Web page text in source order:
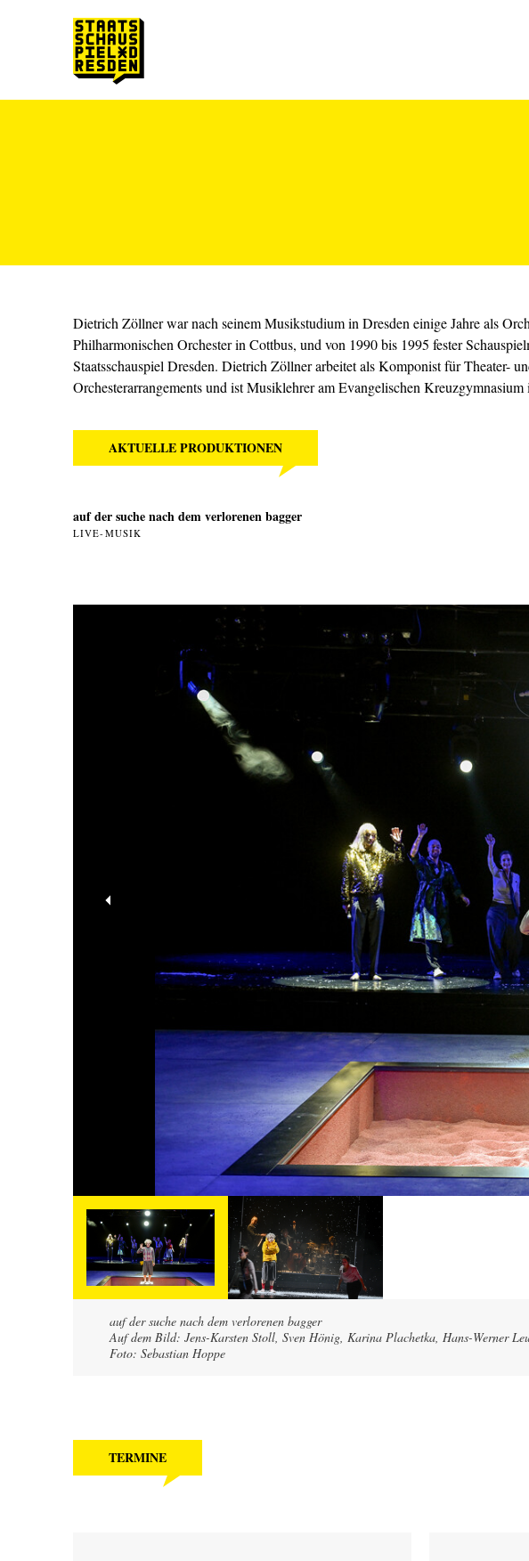
Dietrich Zöllner war nach seinem Musikstudium in Dresden einige Jahre als
Philharmonischen Orchester in Cottbus, und von 1990 bis 1995 fester
Staatsschauspiel Dresden. Dietrich Zöllner arbeitet als Komponist für Theater-
Orchesterarrangements und ist Musiklehrer am Evangelischen Kreuzgymnasium
AKTUELLE PRODUKTIONEN
auf der suche nach dem verlorenen bagger
LIVE-MUSIK
auf der suche nach dem verlorenen bagger
Auf dem Bild: Jens-Karsten Stoll, Sven Hönig, Karina Plachetka, Hans-Werner
Foto: Sebastian Hoppe
TERMINE